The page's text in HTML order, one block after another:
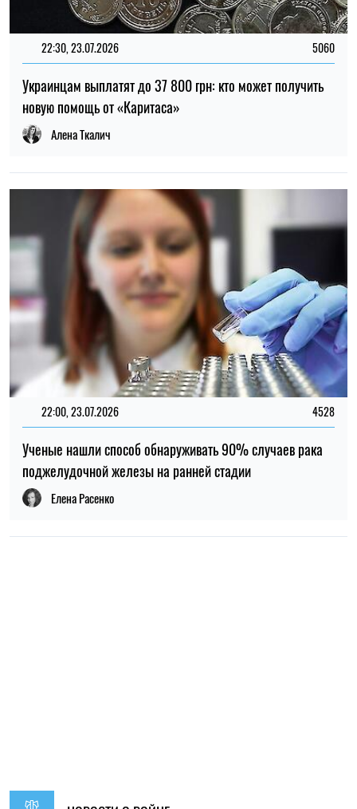
22:30, 23.07.2026 5060
Украинцам выплатят до 37 800 грн: кто может получить
новую помощь от «Каритаса»
Алена Ткалич
22:00, 23.07.2026 4528
Ученые нашли способ обнаруживать 90% случаев рака
поджелудочной железы на ранней стадии
Елена Расенко